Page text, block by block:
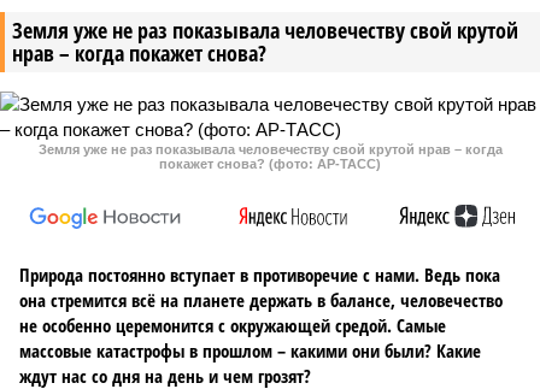
Земля уже не раз показывала человечеству свой крутой
нрав – когда покажет снова?
Земля уже не раз показывала человечеству свой крутой нрав – когда
покажет снова? (фото: АР-ТАСС)
Природа постоянно вступает в противоречие с нами. Ведь пока
она стремится всё на планете держать в балансе, человечество
не особенно церемонится с окружающей средой. Самые
массовые катастрофы в прошлом – какими они были? Какие
ждут нас со дня на день и чем грозят?